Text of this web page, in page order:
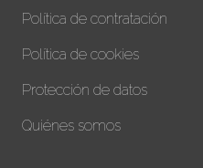
Política de contratación
Política de cookies
Protección de datos
Quiénes somos